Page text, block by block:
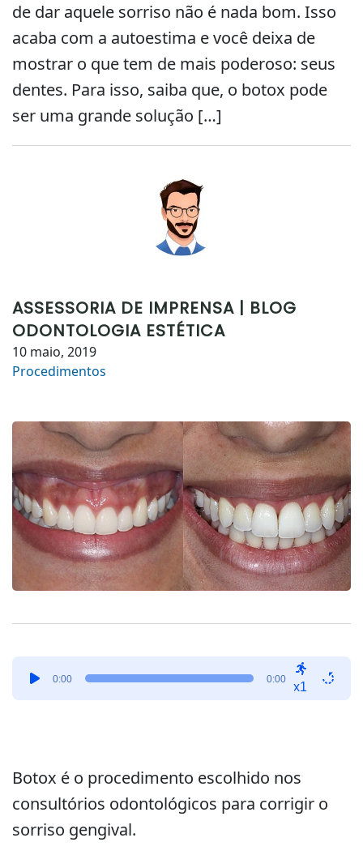
de dar aquele sorriso não é nada bom. Isso
acaba com a autoestima e você deixa de
mostrar o que tem de mais poderoso: seus
dentes. Para isso, saiba que, o botox pode
ser uma grande solução […]
ASSESSORIA DE IMPRENSA | BLOG
ODONTOLOGIA ESTÉTICA
10 maio, 2019
Procedimentos
0:00 0:00
x1
Botox é o procedimento escolhido nos
consultórios odontológicos para corrigir o
sorriso gengival.